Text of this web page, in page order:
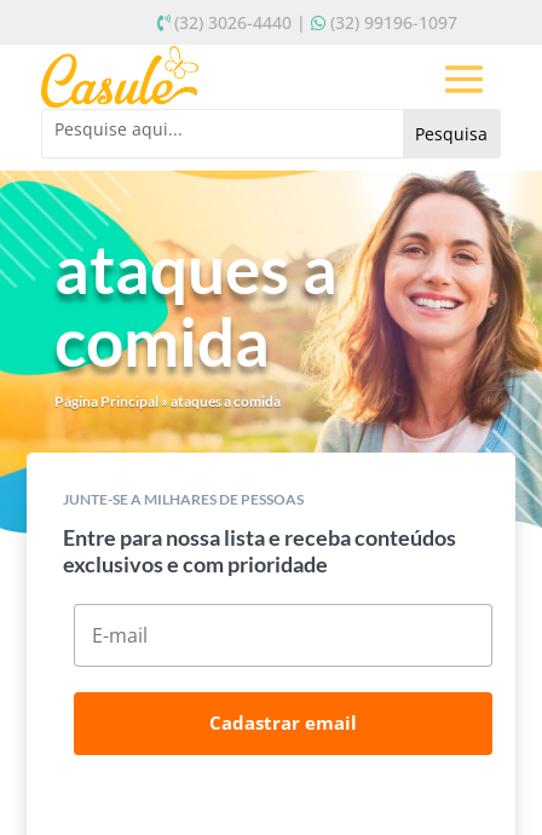
(32) 3026-4440 | (32) 99196-1097
ataques a
comida
Página Principal» ataques a comida
JUNTE-SE A MILHARES DE PESSOAS
Entre para nossa lista e receba conteúdos
exclusivos e com prioridade
Cadastrar email